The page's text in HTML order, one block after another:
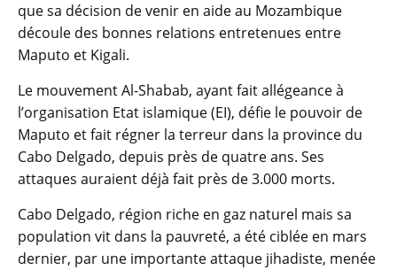
que sa décision de venir en aide au Mozambique
découle des bonnes relations entretenues entre
Maputo et Kigali.
Le mouvement Al-Shabab, ayant fait allégeance à
l’organisation Etat islamique (EI), défie le pouvoir de
Maputo et fait régner la terreur dans la province du
Cabo Delgado, depuis près de quatre ans. Ses
attaques auraient déjà fait près de 3.000 morts.
Cabo Delgado, région riche en gaz naturel mais sa
population vit dans la pauvreté, a été ciblée en mars
dernier, par une importante attaque jihadiste, menée